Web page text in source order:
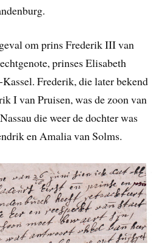
om prins Frederik III van
prinses Elisabeth
Frederik, die later bekend
I van Pruisen, was de zoon van
die weer de dochter was
en Amalia van Solms.